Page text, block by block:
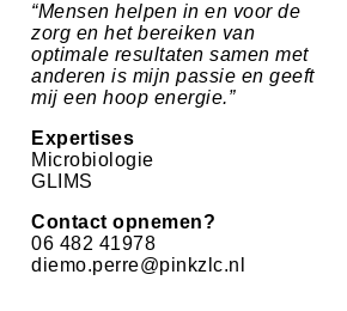
“Mensen helpen in en voor de
zorg en het bereiken van
optimale resultaten samen met
anderen is mijn passie en geeft
mij een hoop energie.”
Expertises
Microbiologie
GLIMS
Contact opnemen?
06 482 41978
diemo.perre@pinkzlc.nl